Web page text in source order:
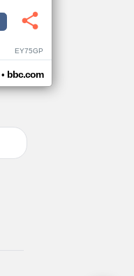
EY75GP
• bbc.com